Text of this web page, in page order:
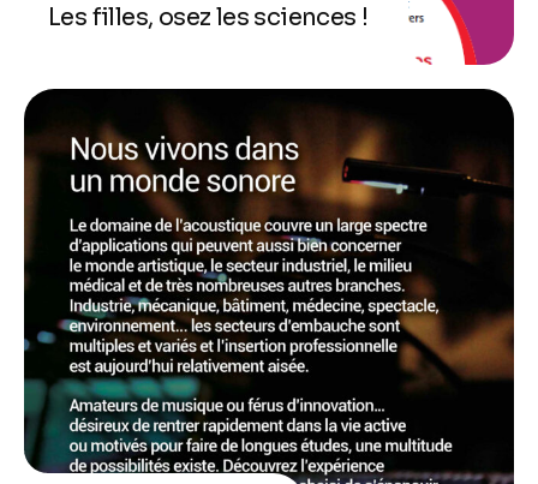
Les filles, osez les sciences !